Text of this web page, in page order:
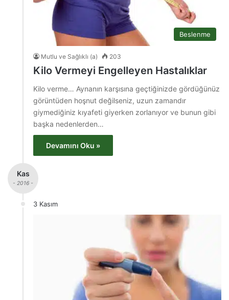
Beslenme
Mutlu ve Sağlıklı (a) 203
Kilo Vermeyi Engelleyen Hastalıklar
Kilo verme… Aynanın karşısına geçtiğinizde gördüğünüz
görüntüden hoşnut değilseniz, uzun zamandır
giymediğiniz kıyafeti giyerken zorlanıyor ve bunun gibi
başka nedenlerden…
Devamını Oku »
Kas
- 2016 -
3 Kasım